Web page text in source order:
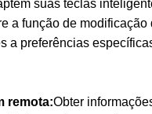
suas teclas
a função de
a preferências
remota:Obter